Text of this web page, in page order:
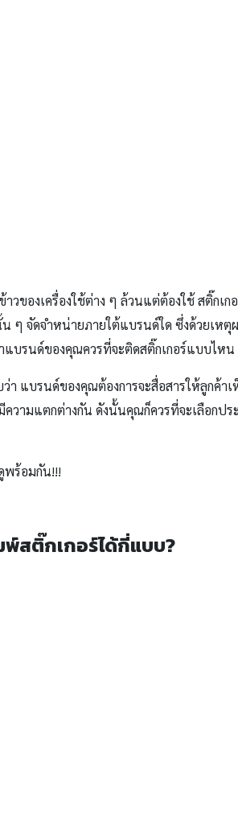
องเครื่องใช้ต่าง ๆ ล้วนแต่ต้องใช้ สติ๊กเ
ๆ จัดจำหน่ายภายใต้แบรนด์ใด ซึ่งด้วยเห
บรนด์ของคุณควรที่จะติดสติ๊กเกอร์แบบไหน
แบรนด์ของคุณต้องการจะสื่อสารให้ลูกค้
ามแตกต่างกัน ดังนั้นคุณก็ควรที่จะเลือกปร
พร้อมกัน!!!
สติ๊กเกอร์ได้กี่แบบ?